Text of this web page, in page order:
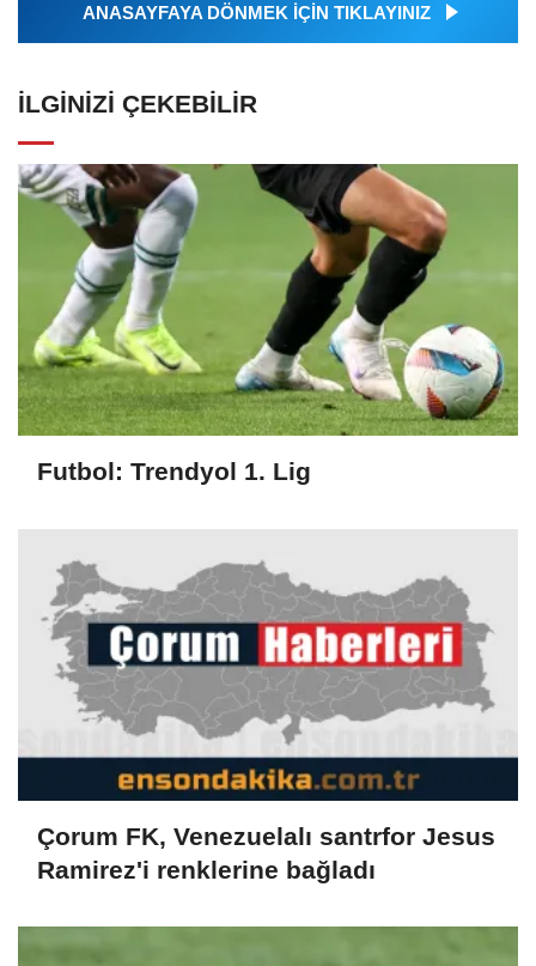
ANASAYFAYA DÖNMEK İÇİN TIKLAYINIZ
İLGINIZI ÇEKEBILIR
Futbol: Trendyol 1. Lig
Çorum FK, Venezuelalı santrfor Jesus
Ramirez'i renklerine bağladı